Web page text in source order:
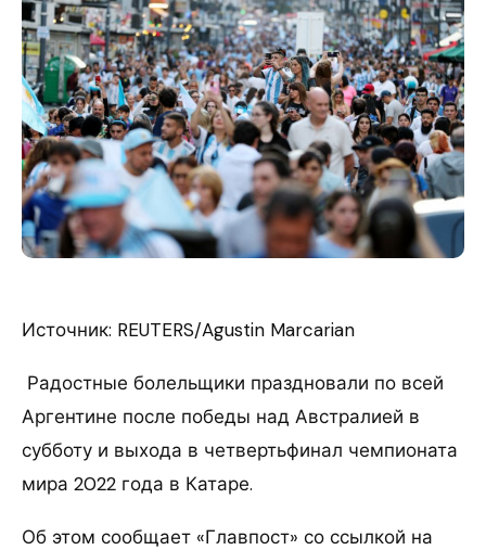
Источник: REUTERS/Agustin Marcarian
Радостные болельщики праздновали по всей
Аргентине после победы над Австралией в
субботу и выхода в четвертьфинал чемпионата
мира 2022 года в Катаре.
Об этом сообщает «Главпост» со ссылкой на